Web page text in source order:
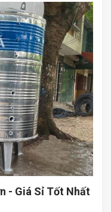
- Giá Sỉ Tốt Nhất